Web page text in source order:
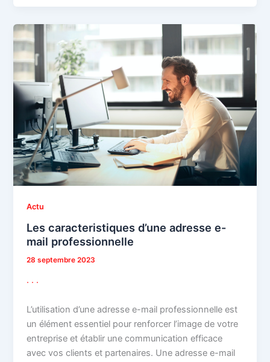
Actu
Les caracteristiques d’une adresse e-
mail professionnelle
28 septembre 2023
. . .
L’utilisation d’une adresse e-mail professionnelle est
un élément essentiel pour renforcer l’image de votre
entreprise et établir une communication efficace
avec vos clients et partenaires. Une adresse e-mail